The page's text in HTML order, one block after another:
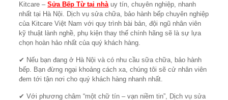
Kitcare –Sửa Bếp Từ tại nhàuy tín, chuyên nghiệp, nhanh
nhất tại Hà Nội. Dịch vụ sửa chữa, bảo hành bếp chuyên nghiệp
của Kitcare Việt Nam với quy trình bài bản, đội ngũ nhân viên
kỹ thuật lành nghề, phụ kiện thay thế chính hãng sẽ là sự lựa
chọn hoàn hảo nhất của quý khách hàng.
✔ Nếu bạn đang ở Hà Nội và có nhu cầu sữa chữa, bảo hành
bếp. Bạn đừng ngại khoảng cách xa, chúng tôi sẽ cử nhân viên
đem tới tận nơi cho quý khách hàng nhanh nhất.
✔ Với phương châm “một chữ tín – vạn niềm tin”, Dịch vụ sửa